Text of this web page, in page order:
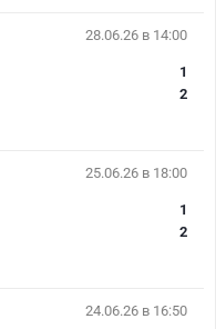
28.06.26 в 14:00
1
2
25.06.26 в 18:00
1
2
24.06.26 в 16:50